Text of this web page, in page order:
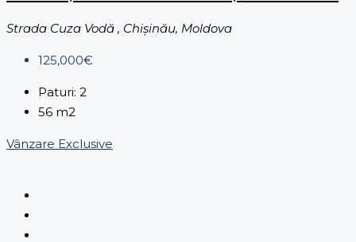
Strada Cuza Vodă , Chișinău, Moldova
125,000€
Paturi: 2
56 m2
Vânzare Exclusive